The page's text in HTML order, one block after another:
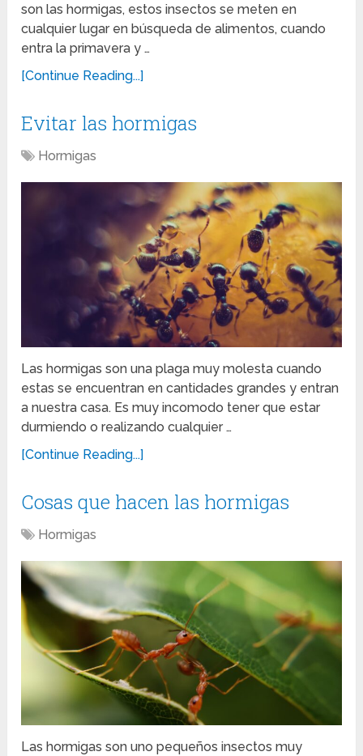
son las hormigas, estos insectos se meten en
cualquier lugar en búsqueda de alimentos, cuando
entra la primavera y …
[Continue Reading...]
Evitar las hormigas
Hormigas
Las hormigas son una plaga muy molesta cuando
estas se encuentran en cantidades grandes y entran
a nuestra casa. Es muy incomodo tener que estar
durmiendo o realizando cualquier …
[Continue Reading...]
Cosas que hacen las hormigas
Hormigas
Las hormigas son uno pequeños insectos muy